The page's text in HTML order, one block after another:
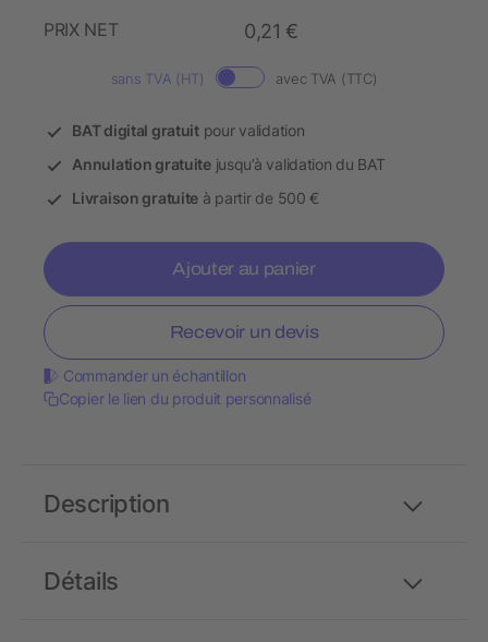
PRIX NET
0,21 €
sans TVA (HT) avec TVA (TTC)
BAT digital gratuitpour validation
Annulation gratuitejusqu’à validation du BAT
Livraison gratuite à partir de 500 €
Ajouter au panier
Recevoir un devis
Commander un échantillon
Copier le lien du produit personnalisé
Détails
Description